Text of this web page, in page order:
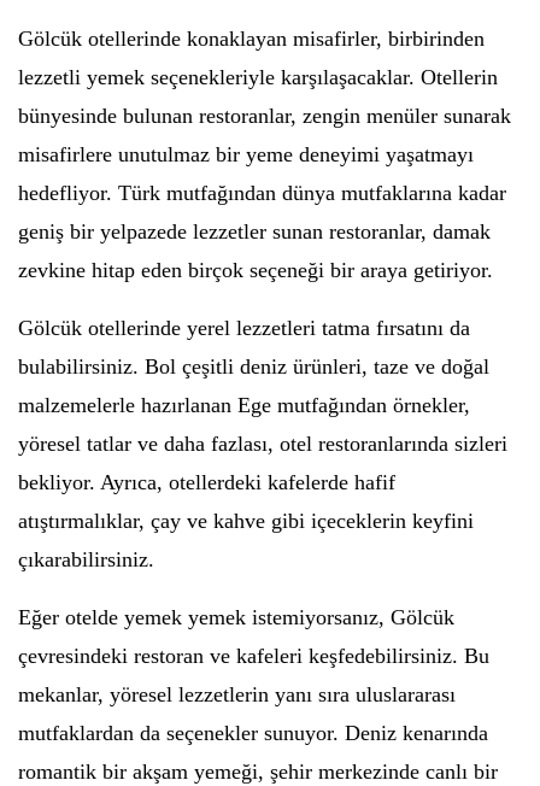
Gölcük otellerinde konaklayan misafirler, birbirinden
lezzetli yemek seçenekleriyle karşılaşacaklar. Otellerin
bünyesinde bulunan restoranlar, zengin menüler sunarak
misafirlere unutulmaz bir yeme deneyimi yaşatmayı
hedefliyor. Türk mutfağından dünya mutfaklarına kadar
geniş bir yelpazede lezzetler sunan restoranlar, damak
zevkine hitap eden birçok seçeneği bir araya getiriyor.
Gölcük otellerinde yerel lezzetleri tatma fırsatını da
bulabilirsiniz. Bol çeşitli deniz ürünleri, taze ve doğal
malzemelerle hazırlanan Ege mutfağından örnekler,
yöresel tatlar ve daha fazlası, otel restoranlarında sizleri
bekliyor. Ayrıca, otellerdeki kafelerde hafif
atıştırmalıklar, çay ve kahve gibi içeceklerin keyfini
çıkarabilirsiniz.
Eğer otelde yemek yemek istemiyorsanız, Gölcük
çevresindeki restoran ve kafeleri keşfedebilirsiniz. Bu
mekanlar, yöresel lezzetlerin yanı sıra uluslararası
mutfaklardan da seçenekler sunuyor. Deniz kenarında
romantik bir akşam yemeği, şehir merkezinde canlı bir